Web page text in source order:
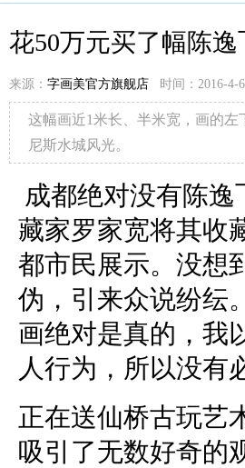
花50万元买了幅陈逸
来源： 字画美官方旗舰店 时间：2016-4-
这幅画近1米长、半米宽，画的
尼斯水城风光。
成都绝对没有陈
藏家罗家宽将其收
都市民展示。没想
伪，引来众说纷纭
画绝对是真的，我
人行为，所以没有
正在送仙桥古玩艺
吸引了无数好奇的